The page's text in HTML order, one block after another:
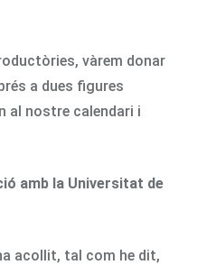
vàrem donar
a dues figures
al nostre calendari i
amb la Universitat de
acollit, tal com he dit,